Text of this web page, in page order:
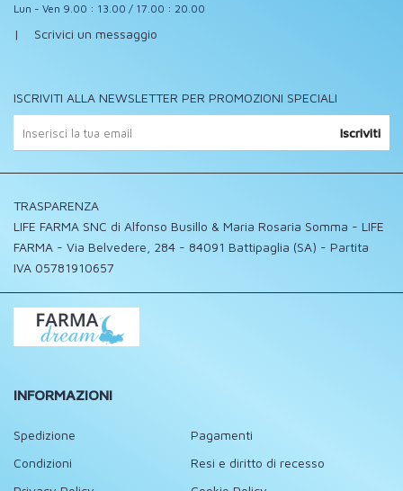
Lun - Ven 9.00 : 13.00 / 17.00 : 20.00
| Scrivici un messaggio
ISCRIVITI ALLA NEWSLETTER PER PROMOZIONI SPECIALI
Iscriviti
TRASPARENZA
LIFE FARMA SNC di Alfonso Busillo & Maria Rosaria Somma - LIFE
FARMA - Via Belvedere, 284 - 84091 Battipaglia (SA) - Partita
IVA 05781910657
INFORMAZIONI
Spedizione
Pagamenti
Condizioni
Resi e diritto di recesso